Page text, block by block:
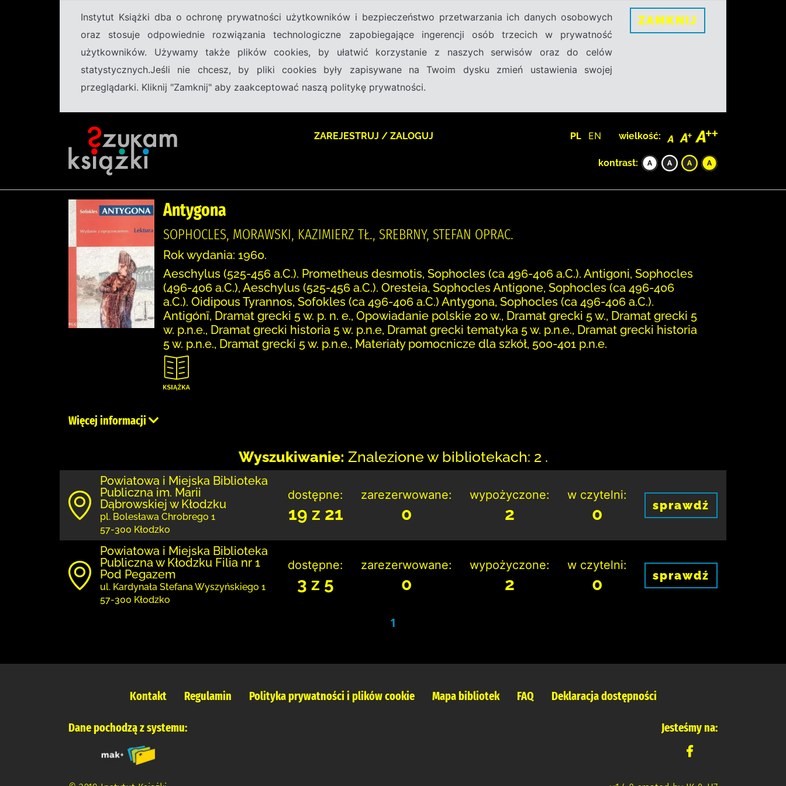
Instytut Książki dba o ochronę prywatności użytkowników i bezpieczeństwo przetwarzania ich danych osobowych
oraz stosuje odpowiednie rozwiązania technologiczne zapobiegające ingerencji osób trzecich w prywatność
użytkowników. Używamy także plików cookies, by ułatwić korzystanie z naszych serwisów oraz do celów
statystycznych.Jeśli nie chcesz, by pliki cookies były zapisywane na Twoim dysku zmień ustawienia swojej
przeglądarki. Kliknij "Zamknij" aby zaakceptować naszą politykę prywatności.
ZAMKNIJ
ZAREJESTRUJ / ZALOGUJ PL EN wielkość:
kontrast:
Antygona
SOPHOCLES, MORAWSKI, KAZIMIERZ TŁ., SREBRNY, STEFAN OPRAC.
Rok wydania: 1960.
Aeschylus (525-456 a.C.). Prometheus desmotis, Sophocles (ca 496-406 a.C.). Antigoni, Sophocles
(496-406 a.C.), Aeschylus (525-456 a.C.). Oresteia, Sophocles Antigone, Sophocles (ca 496-406
a.C.). Oidipous Tyrannos, Sofokles (ca 496-406 a.C.) Antygona, Sophocles (ca 496-406 a.C.).
Antigónī, Dramat grecki 5 w. p. n. e., Opowiadanie polskie 20 w., Dramat grecki 5 w., Dramat grecki 5
w. p.n.e., Dramat grecki historia 5 w. p.n.e, Dramat grecki tematyka 5 w. p.n.e., Dramat grecki historia
5 w. p.n.e., Dramat grecki 5 w. p.n.e., Materiały pomocnicze dla szkół, 500-401 p.n.e.
Więcej informacji
Wyszukiwanie: Znalezione w bibliotekach: 2 .
Powiatowa i Miejska Biblioteka
Publiczna im. Marii
Dąbrowskiej w Kłodzku
pl. Bolesława Chrobrego 1
57-300 Kłodzko
dostępne:
19 z 21
zarezerwowane:
0
wypożyczone:
2
w czytelni:
0 sprawdź
Powiatowa i Miejska Biblioteka
Publiczna w Kłodzku Filia nr 1
Pod Pegazem
ul. Kardynała Stefana Wyszyńskiego 1
57-300 Kłodzko
dostępne:
3 z 5
zarezerwowane:
0
wypożyczone:
2
w czytelni:
0 sprawdź
1
Kontakt Regulamin Polityka prywatności i plików cookie Mapa bibliotek FAQ Deklaracja dostępności
Dane pochodzą z systemu: Jesteśmy na: